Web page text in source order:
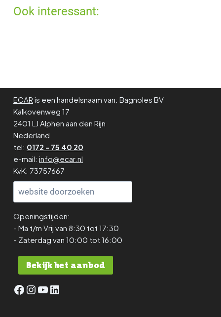
Ook interessant:
ECAR is een handelsnaam van: Bagnoles BV
Kalkovenweg 17
2401 LJ Alphen aan den Rijn
Nederland
tel: 0172 - 75 40 20
e-mail: info@ecar.nl
KvK: 73757667
Zoeken
Openingstijden:
- Ma t/m Vrij van 8:30 tot 17:30
- Zaterdag van 10:00 tot 16:00
Bekijk het aanbod
Facebook
Instagram
YouTube
LinkedIn